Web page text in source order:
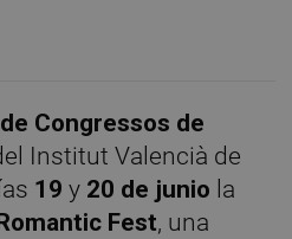
Congressos de
Institut Valencià de
19 y 20 de junio la
Fest, una